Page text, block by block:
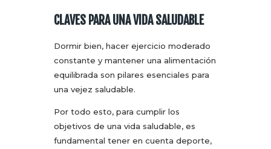
CLAVES PARA UNA VIDA SALUDABLE
Dormir bien, hacer ejercicio moderado
constante y mantener una alimentación
equilibrada son pilares esenciales para
una vejez saludable.
Por todo esto, para cumplir los
objetivos de una vida saludable, es
fundamental tener en cuenta deporte,